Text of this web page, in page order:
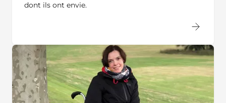
dont ils ont envie.